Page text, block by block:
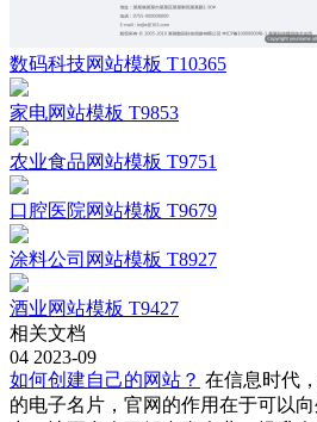
数码科技网站模板 T10365
家电网站模板 T9853
农业食品网站模板 T9751
口腔医院网站模板 T9679
涂料公司网站模板 T8927
酒业网站模板 T9427
相关文档
04 2023-09
如何创建自己的网站？ 在信息时代
的电子名片，官网的作用在于可以